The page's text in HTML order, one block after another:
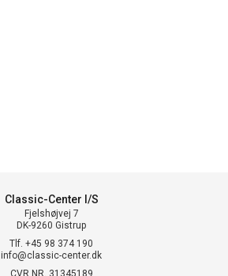
Classic-Center I/S
Fjelshøjvej 7
DK-9260 Gistrup
Tlf. +45 98 374 190
info@classic-center.dk
CVR NR. 31345189